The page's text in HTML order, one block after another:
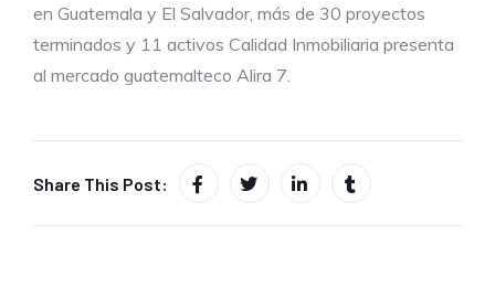
en Guatemala y El Salvador, más de 30 proyectos
terminados y 11 activos Calidad Inmobiliaria presenta
al mercado guatemalteco Alira 7.
Share This Post: